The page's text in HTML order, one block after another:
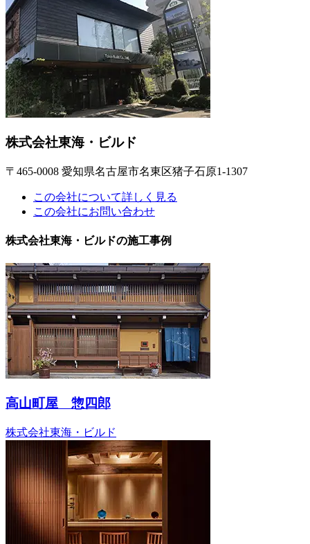
株式会社東海・ビルド
〒465-0008 愛知県名古屋市名東区猪子石原1-1307
この会社について詳しく見る
この会社にお問い合わせ
株式会社東海・ビルドの施工事例
高山町屋 惣四郎
株式会社東海・ビルド